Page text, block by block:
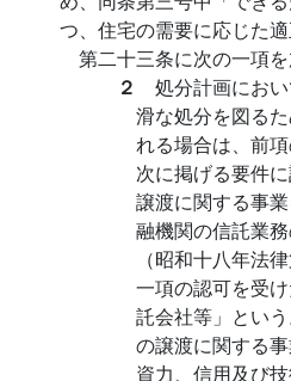
つ、住宅の需要に応じた適
第二十三条に次の一項を
２ 処分計画にお
滑な処分を図る
れる場合は、前項
次に掲げる要件
譲渡に関する事
融機関の信託業
（昭和十八年法
一項の認可を受
託会社等」とい
の譲渡に関する
資力、信用及び